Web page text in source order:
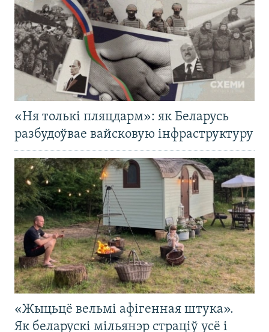
«Ня толькі пляцдарм»: як Беларусь
разбудоўвае вайсковую інфраструктуру
«Жыцьцё вельмі афігенная штука».
Як беларускі мільянэр страціў усё і